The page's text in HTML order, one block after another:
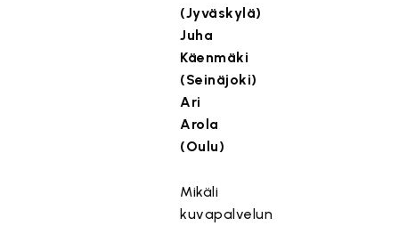
(Jyväskylä)
Juha
Käenmäki
(Seinäjoki)
Ari
Arola
(Oulu)
Mikäli
kuvapalvelun